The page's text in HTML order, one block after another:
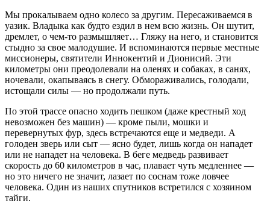
Мы прокалываем одно колесо за другим. Пересаживаемся в
уазик. Владыка как будто ездил в нем всю жизнь. Он шутит,
дремлет, о чем-то размышляет… Гляжу на него, и становится
стыдно за свое малодушие. И вспоминаются первые местные
миссионеры, святители Иннокентий и Дионисий. Эти
километры они преодолевали на оленях и собаках, в санях,
ночевали, окапываясь в снегу. Обмораживались, голодали,
истощали силы — но продолжали путь.
По этой трассе опасно ходить пешком (даже крестный ход
невозможен без машин) — кроме пыли, мошки и
перевернутых фур, здесь встречаются еще и медведи. А
голоден зверь или сыт — ясно будет, лишь когда он нападет
или не нападет на человека. В беге медведь развивает
скорость до 60 километров в час, плавает чуть медленнее —
но это ничего не значит, лазает по соснам тоже ловчее
человека. Один из наших спутников встретился с хозяином
тайги.